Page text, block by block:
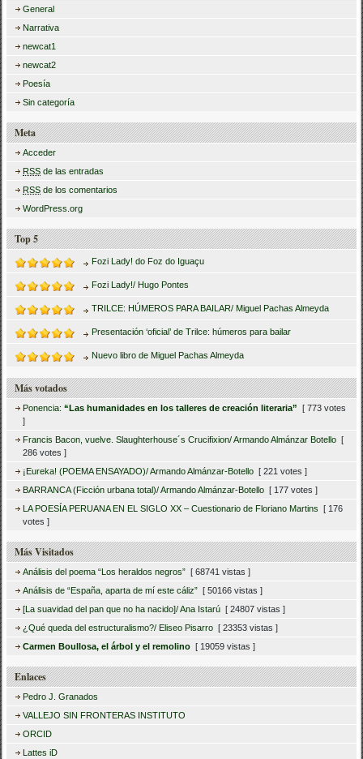
General
Narrativa
newcat1
newcat2
Poesía
Sin categoría
Meta
Acceder
RSS de las entradas
RSS de los comentarios
WordPress.org
Top 5
Fozi Lady! do Foz do Iguaçu
Fozi Lady!/ Hugo Pontes
TRILCE: HÚMEROS PARA BAILAR/ Miguel Pachas Almeyda
Presentación ‘oficial’ de Trilce: húmeros para bailar
Nuevo libro de Miguel Pachas Almeyda
Más votados
Ponencia:“Las humanidades en los talleres de creación literaria”
[ 773 votes
]
Francis Bacon, vuelve. Slaughterhouse´s Crucifixion/ Armando Almánzar Botello [
286 votes ]
¡Eureka! (POEMA ENSAYADO)/ Armando Almánzar-Botello [ 221 votes ]
BARRANCA (Ficción urbana total)/ Armando Almánzar-Botello [ 177 votes ]
LA POESÍA PERUANA EN EL SIGLO XX – Cuestionario de Floriano Martins
[ 176
votes ]
Más Visitados
Análisis del poema “Los heraldos negros” [ 68741 vistas ]
Análisis de “España, aparta de mí este cáliz” [ 50166 vistas ]
[La suavidad del pan que no ha nacido]/ Ana Istarú [ 24807 vistas ]
¿Qué queda del estructuralismo?/ Eliseo Pisarro [ 23353 vistas ]
Carmen Boullosa, el árbol y el remolino [ 19059 vistas ]
Enlaces
Pedro J. Granados
VALLEJO SIN FRONTERAS INSTITUTO
ORCID
Lattes iD